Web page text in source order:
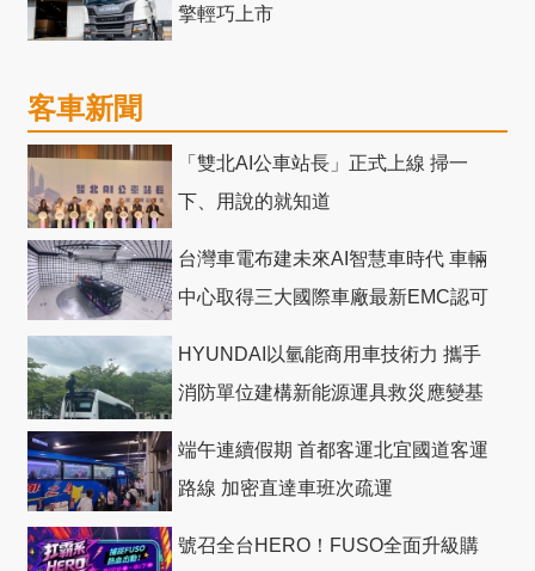
擎輕巧上市
客車新聞
「雙北AI公車站長」正式上線 掃一
下、用說的就知道
台灣車電布建未來AI智慧車時代 車輛
中心取得三大國際車廠最新EMC認可
HYUNDAI以氫能商用車技術力 攜手
消防單位建構新能源運具救災應變基
端午連續假期 首都客運北宜國道客運
路線 加密直達車班次疏運
號召全台HERO！FUSO全面升級購